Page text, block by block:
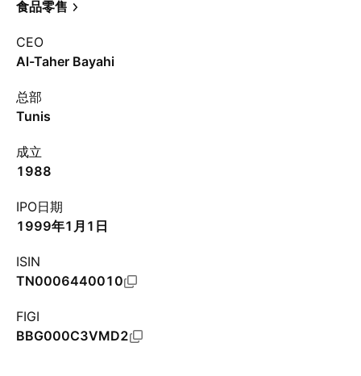
食品零售
CEO
Al-Taher Bayahi
总部
Tunis
成立
1988
IPO日期
1999年1月1日
ISIN
TN0006440010
FIGI
BBG000C3VMD2